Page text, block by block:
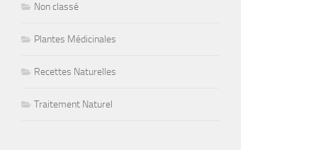
Non classé
Plantes Médicinales
Recettes Naturelles
Traitement Naturel